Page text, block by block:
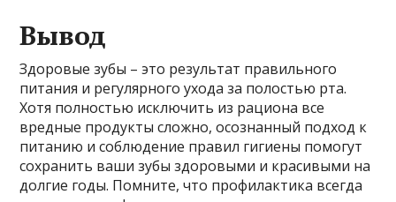
Вывод
Здоровые зубы – это результат правильного
питания и регулярного ухода за полостью рта.
Хотя полностью исключить из рациона все
вредные продукты сложно, осознанный подход к
питанию и соблюдение правил гигиены помогут
сохранить ваши зубы здоровыми и красивыми на
долгие годы. Помните, что профилактика всегда